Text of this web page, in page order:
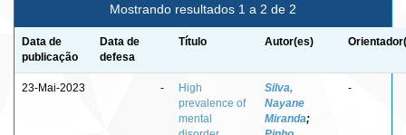
Mostrando resultados 1 a 2 de 2
Data de
publicação
Data de
defesa
Título Autor(es)
23-Mai-2023 -
High
prevalence of
mental
Silva,
Nayane
Miranda;
-